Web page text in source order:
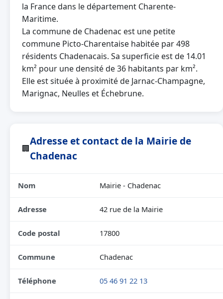
la France dans le département Charente-
Maritime.
La commune de Chadenac est une petite
commune Picto-Charentaise habitée par 498
résidents Chadenacais. Sa superficie est de 14.01
km² pour une densité de 36 habitants par km².
Elle est située à proximité de Jarnac-Champagne,
Marignac, Neulles et Échebrune.
🏢
Adresse et contact de la Mairie de
Chadenac
Nom Mairie - Chadenac
Adresse 42 rue de la Mairie
Code postal 17800
Commune Chadenac
Téléphone 05 46 91 22 13